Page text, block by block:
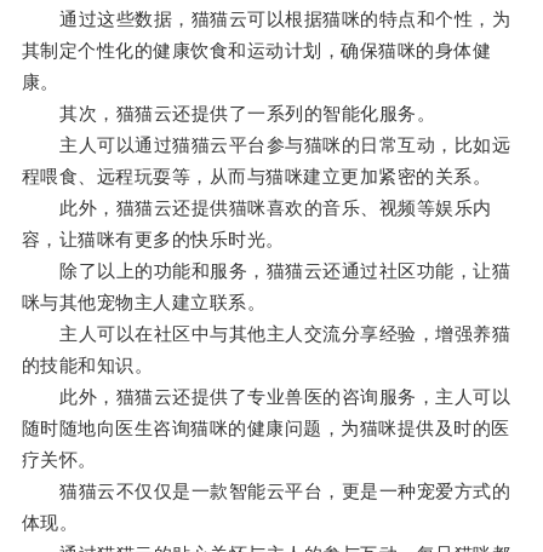
通过这些数据，猫猫云可以根据猫咪的特点和个性，为
其制定个性化的健康饮食和运动计划，确保猫咪的身体健
康。
其次，猫猫云还提供了一系列的智能化服务。
主人可以通过猫猫云平台参与猫咪的日常互动，比如远
程喂食、远程玩耍等，从而与猫咪建立更加紧密的关系。
此外，猫猫云还提供猫咪喜欢的音乐、视频等娱乐内
容，让猫咪有更多的快乐时光。
除了以上的功能和服务，猫猫云还通过社区功能，让猫
咪与其他宠物主人建立联系。
主人可以在社区中与其他主人交流分享经验，增强养猫
的技能和知识。
此外，猫猫云还提供了专业兽医的咨询服务，主人可以
随时随地向医生咨询猫咪的健康问题，为猫咪提供及时的医
疗关怀。
猫猫云不仅仅是一款智能云平台，更是一种宠爱方式的
体现。